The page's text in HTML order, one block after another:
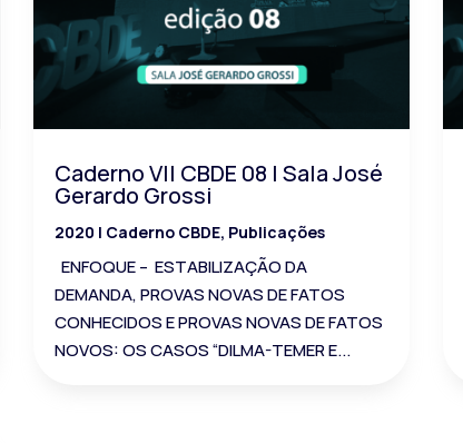
Caderno VII CBDE 08 | Sala José
Gerardo Grossi
2020 | Caderno CBDE, Publicações
ENFOQUE – ESTABILIZAÇÃO DA
DEMANDA, PROVAS NOVAS DE FATOS
CONHECIDOS E PROVAS NOVAS DE FATOS
NOVOS: OS CASOS “DILMA-TEMER E...